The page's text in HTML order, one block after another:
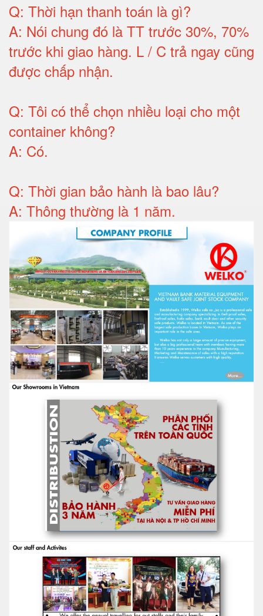
Q: Thời hạn thanh toán là gì?
A: Nói chung đó là TT trước 30%, 70%
trước khi giao hàng. L / C trả ngay cũng
được chấp nhận.
Q: Tôi có thể chọn nhiều loại cho một
container không?
A: Có.
Q: Thời gian bảo hành là bao lâu?
A: Thông thường là 1 năm.